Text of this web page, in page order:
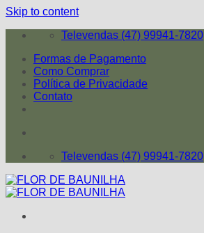
Skip to content
Televendas (47) 99941-7820
Formas de Pagamento
Como Comprar
Política de Privacidade
Contato
Televendas (47) 99941-7820